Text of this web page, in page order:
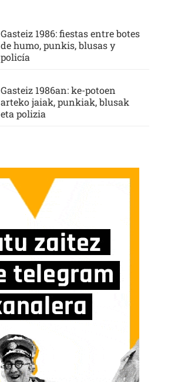
Gasteiz 1986: fiestas entre botes
de humo, punkis, blusas y
policía
Gasteiz 1986an: ke-potoen
arteko jaiak, punkiak, blusak
eta polizia